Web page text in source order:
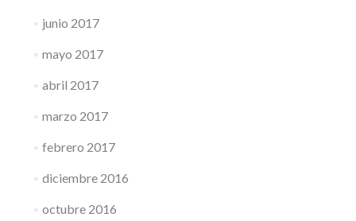
junio 2017
mayo 2017
abril 2017
marzo 2017
febrero 2017
diciembre 2016
octubre 2016